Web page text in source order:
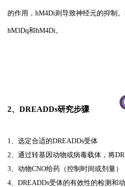
的作用，hM4Di则导致神经元的抑制
hM3Dq和hM4Di。
2、DREADDs研究步骤
1、选定合适的DREADDs受体
2、通过转基因动物或病毒载体，将
3、动物CNO给药（控制时间或剂量）
4、DREADDs受体的有效性的检测和